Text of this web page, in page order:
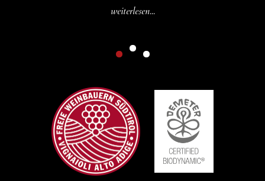
weiterlesen...
In unserem Keller gibt es Zuwachs: Neben unseren…
weiterlesen...